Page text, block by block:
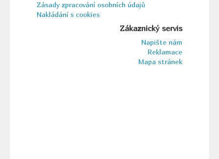
Zásady zpracování osobních údajů
Nakládání s cookies
Zákaznický servis
Napište nám
Reklamace
Mapa stránek